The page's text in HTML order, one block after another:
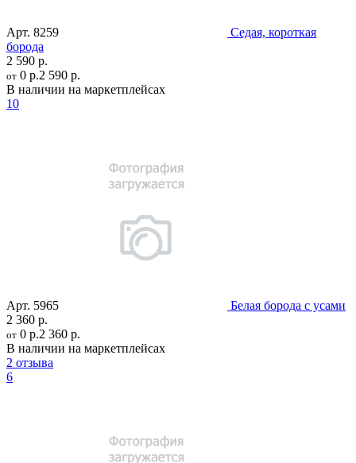
Арт. 8259
Седая, короткая
борода
2 590 р.
от 0 р.2 590 р.
В наличии на маркетплейсах
10
Арт. 5965
Белая борода с усами
2 360 р.
от 0 р.2 360 р.
В наличии на маркетплейсах
2 отзыва
6